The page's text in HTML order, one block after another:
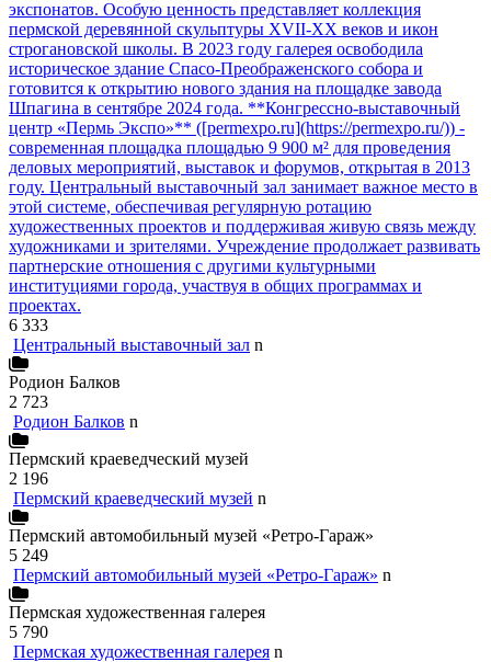
экспонатов. Особую ценность представляет коллекция
пермской деревянной скульптуры XVII-XX веков и икон
строгановской школы. В 2023 году галерея освободила
историческое здание Спасо-Преображенского собора и
готовится к открытию нового здания на площадке завода
Шпагина в сентябре 2024 года. **Конгрессно-выставочный
центр «Пермь Экспо»** ([permexpo.ru](https://permexpo.ru/)) -
современная площадка площадью 9 900 м² для проведения
деловых мероприятий, выставок и форумов, открытая в 2013
году. Центральный выставочный зал занимает важное место в
этой системе, обеспечивая регулярную ротацию
художественных проектов и поддерживая живую связь между
художниками и зрителями. Учреждение продолжает развивать
партнерские отношения с другими культурными
институциями города, участвуя в общих программах и
проектах.
6 333
Центральный выставочный зал n
Родион Балков
2 723
Родион Балков n
Пермский краеведческий музей
2 196
Пермский краеведческий музей n
Пермский автомобильный музей «Ретро-Гараж»
5 249
Пермский автомобильный музей «Ретро-Гараж» n
Пермская художественная галерея
5 790
Пермская художественная галерея n